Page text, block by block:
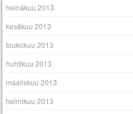
heinäkuu 2013
kesäkuu 2013
toukokuu 2013
huhtikuu 2013
maaliskuu 2013
helmikuu 2013